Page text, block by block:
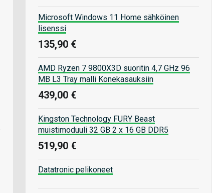
Microsoft Windows 11 Home sähköinen
lisenssi
135,90 €
AMD Ryzen 7 9800X3D suoritin 4,7 GHz 96
MB L3 Tray malli Konekasauksiin
439,00 €
Kingston Technology FURY Beast
muistimoduuli 32 GB 2 x 16 GB DDR5
519,90 €
Datatronic pelikoneet